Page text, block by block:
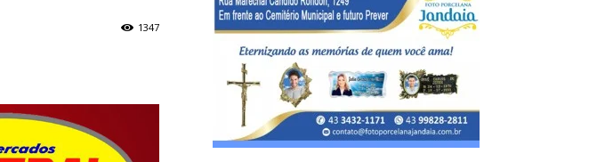
1347